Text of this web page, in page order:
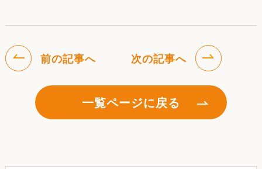
前の記事へ
一覧ページに戻る
次の記事へ